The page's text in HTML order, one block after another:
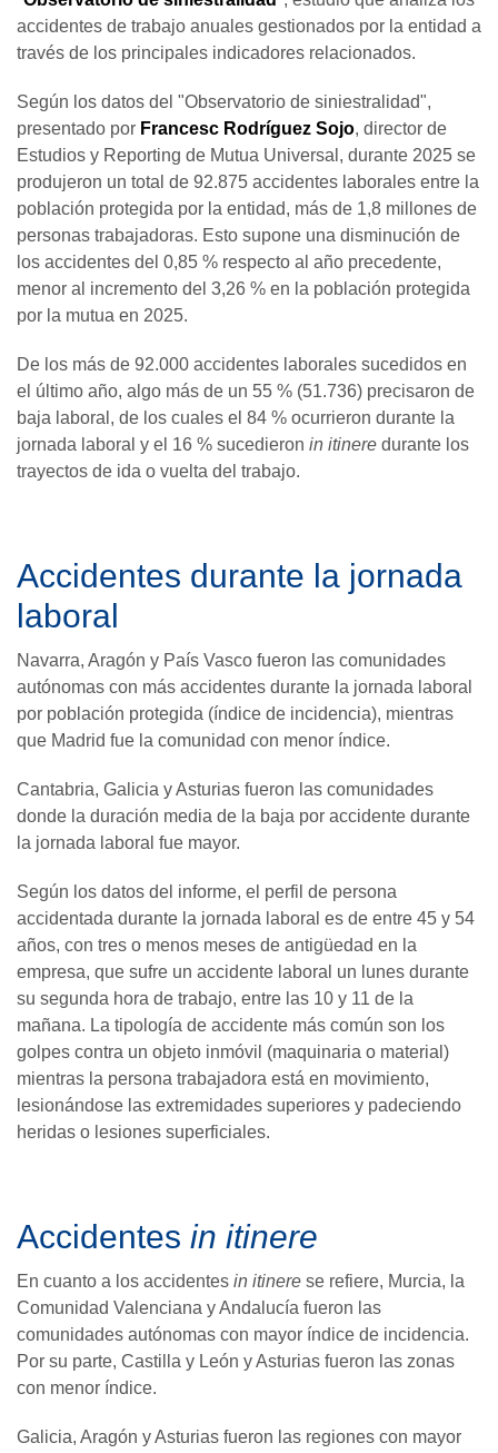
accidentes de trabajo anuales gestionados por la entidad a
través de los principales indicadores relacionados.
Según los datos del "Observatorio de siniestralidad",
presentado por Francesc Rodríguez Sojo, director de
Estudios y Reporting de Mutua Universal, durante 2025 se
produjeron un total de 92.875 accidentes laborales entre la
población protegida por la entidad, más de 1,8 millones de
personas trabajadoras. Esto supone una disminución de
los accidentes del 0,85 % respecto al año precedente,
menor al incremento del 3,26 % en la población protegida
por la mutua en 2025.
De los más de 92.000 accidentes laborales sucedidos en
el último año, algo más de un 55 % (51.736) precisaron de
baja laboral, de los cuales el 84 % ocurrieron durante la
jornada laboral y el 16 % sucedieron in itinere durante los
trayectos de ida o vuelta del trabajo.
Accidentes durante la jornada
laboral
Navarra, Aragón y País Vasco fueron las comunidades
autónomas con más accidentes durante la jornada laboral
por población protegida (índice de incidencia), mientras
que Madrid fue la comunidad con menor índice.
Cantabria, Galicia y Asturias fueron las comunidades
donde la duración media de la baja por accidente durante
la jornada laboral fue mayor.
Según los datos del informe, el perfil de persona
accidentada durante la jornada laboral es de entre 45 y 54
años, con tres o menos meses de antigüedad en la
empresa, que sufre un accidente laboral un lunes durante
su segunda hora de trabajo, entre las 10 y 11 de la
mañana. La tipología de accidente más común son los
golpes contra un objeto inmóvil (maquinaria o material)
mientras la persona trabajadora está en movimiento,
lesionándose las extremidades superiores y padeciendo
heridas o lesiones superficiales.
Accidentes in itinere
En cuanto a los accidentes in itinere se refiere, Murcia, la
Comunidad Valenciana y Andalucía fueron las
comunidades autónomas con mayor índice de incidencia.
Por su parte, Castilla y León y Asturias fueron las zonas
con menor índice.
Galicia, Aragón y Asturias fueron las regiones con mayor